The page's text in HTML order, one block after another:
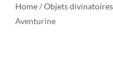
Home/Objets divinatoires
Aventurine